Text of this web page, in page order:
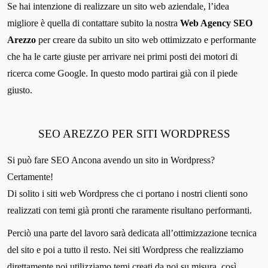
Se hai intenzione di realizzare un sito web aziendale, l’idea
migliore è quella di contattare subito la nostra Web Agency SEO
Arezzo per creare da subito un sito web ottimizzato e performante
che ha le carte giuste per arrivare nei primi posti dei motori di
ricerca come Google. In questo modo partirai già con il piede
giusto.
SEO AREZZO PER SITI WORDPRESS
Si può fare SEO Ancona avendo un sito in Wordpress?
Certamente!
Di solito i siti web Wordpress che ci portano i nostri clienti sono
realizzati con temi già pronti che raramente risultano performanti.
Perciò una parte del lavoro sarà dedicata all’ottimizzazione tecnica
del sito e poi a tutto il resto. Nei siti Wordpress che realizziamo